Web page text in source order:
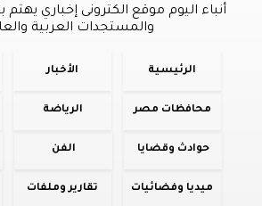
أنباء اليوم موقع الكترونى إخباري يهتم
والمستجدات العربية
الرئيسية الأخبار
محافظات مصر الرياضة
حوادث وقضايا الفن
ميديا وفضائيات تقارير وملفات